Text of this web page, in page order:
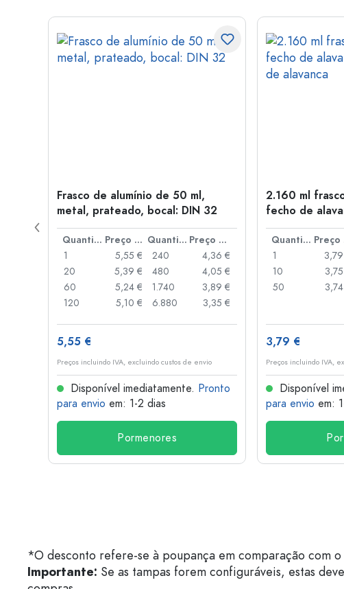
Frasco de alumínio de 50 ml,
metal, prateado, bocal: DIN 32
Quantidade Preço por peça Quantidade
Preço por peça
1
5,55 €
20
5,39 €
60
5,24 €
120
5,10 €
240
4,36 €
480
4,05 €
1.740
3,89 €
6.880
3,35 €
5,55 €
Preços incluindo IVA, excluindo custos de envio
Disponível imediatamente. Pronto
para envio em: 1-2 dias
Pormenores
2.160 ml
fecho de
de alavanca
Quantidade
1
10
50
3,79 €
Preços incluindo IVA,
Disponível
para envio em:
*O desconto refere-se à poupança em comparação com
Importante: Se as tampas forem configuráveis, estas